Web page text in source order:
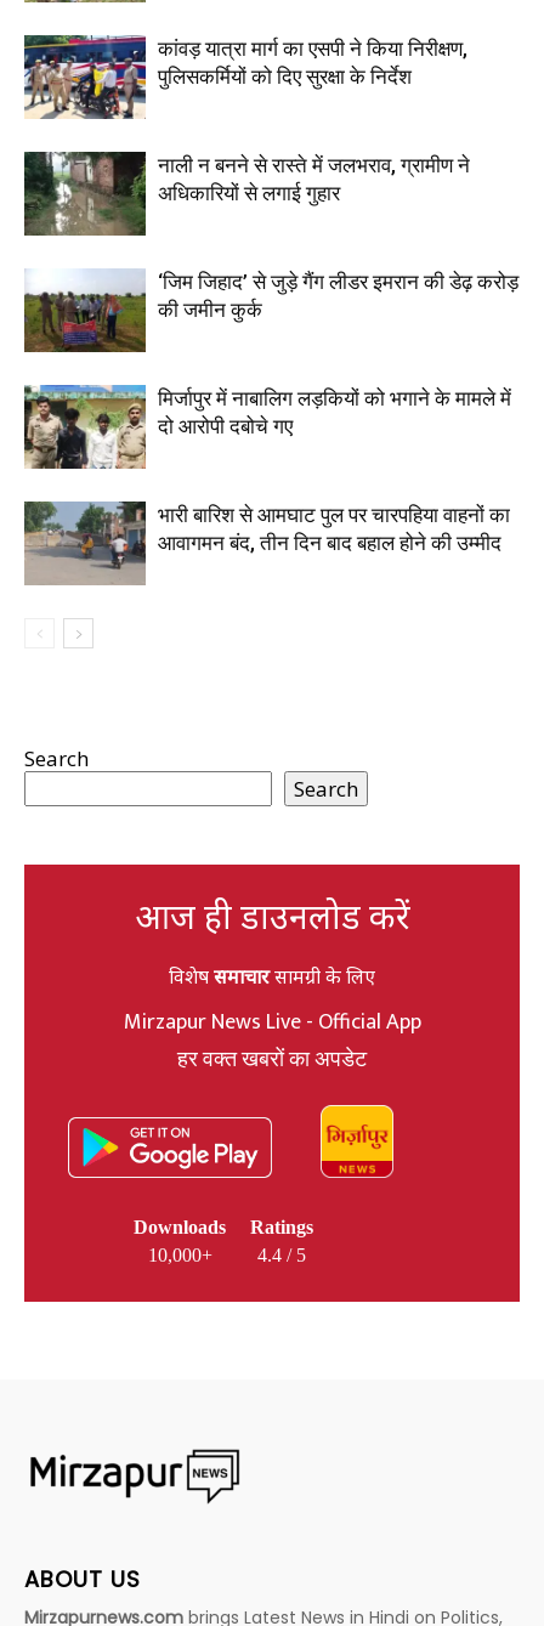
कांवड़ यात्रा मार्ग का एसपी ने किया निरीक्षण,
पुलिसकर्मियों को दिए सुरक्षा के निर्देश
नाली न बनने से रास्ते में जलभराव, ग्रामीण ने
अधिकारियों से लगाई गुहार
‘जिम जिहाद’ से जुड़े गैंग लीडर इमरान की डेढ़ करोड़
की जमीन कुर्क
मिर्जापुर में नाबालिग लड़कियों को भगाने के मामले में
दो आरोपी दबोचे गए
भारी बारिश से आमघाट पुल पर चारपहिया वाहनों का
आवागमन बंद, तीन दिन बाद बहाल होने की उम्मीद
Search
Search
आज ही डाउनलोड करें
विशेषसमाचारसामग्री के लिए
Mirzapur News Live - Official App
हर वक्त खबरों का अपडेट
Downloads
10,000+
Ratings
4.4 / 5
ABOUT US
Mirzapurnews.com brings Latest News in Hindi on Politics,